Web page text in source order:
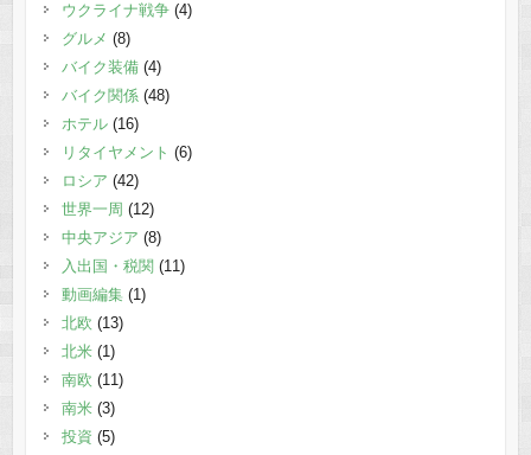
ウクライナ戦争(4)
グルメ (8)
バイク装備(4)
バイク関係(48)
ホテル(16)
リタイヤメント (6)
ロシア (42)
世界一周 (12)
中央アジア (8)
入出国・税関 (11)
動画編集 (1)
北欧 (13)
北米(1)
南欧 (11)
南米(3)
投資 (5)